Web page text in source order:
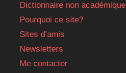
Dictionnaire non académique
Pourquoi ce site?
Sites d’amis
Newsletters
Me contacter